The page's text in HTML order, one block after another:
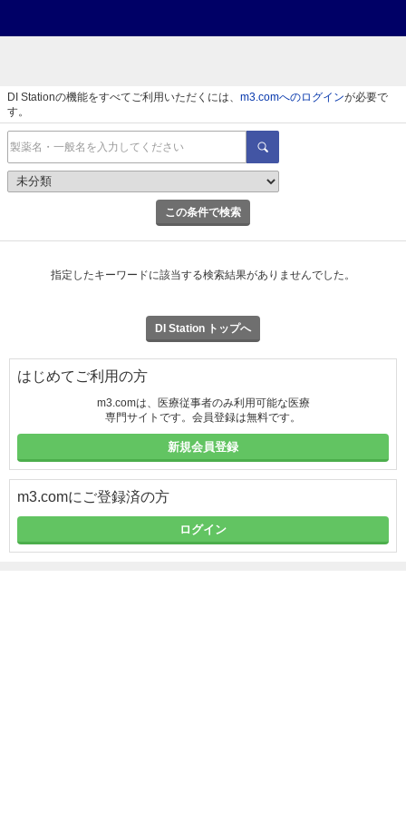
DI Stationの機能をすべてご利用いただくには、 m3.comへのログインが必要で
す。
この条件で検索
指定したキーワードに該当する検索結果がありませんでした。
DI Station トップへ
はじめてご利用の方
m3.comは、医療従事者のみ利用可能な医療
専門サイトです。会員登録は無料です。
新規会員登録
m3.comにご登録済の方
ログイン